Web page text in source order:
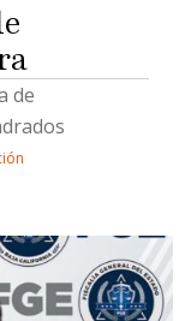
de